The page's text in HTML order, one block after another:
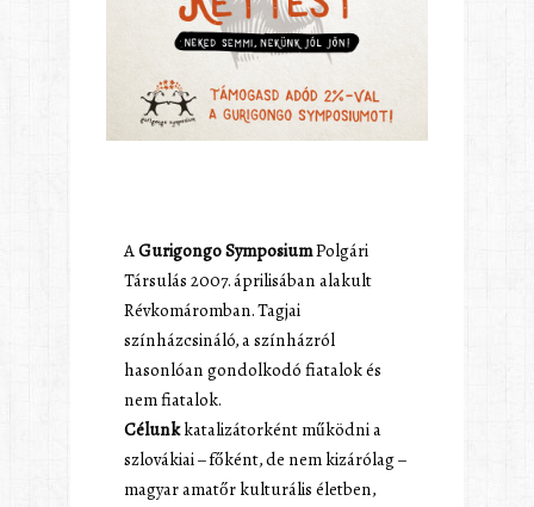
AGurigongo SymposiumPolgári
Társulás 2007. áprilisában alakult
Révkomáromban. Tagjai
színházcsináló, a színházról
hasonlóan gondolkodó fiatalok és
nem fiatalok.
Célunkkatalizátorként működni a
szlovákiai – főként, de nem kizárólag –
magyar amatőr kulturális életben,